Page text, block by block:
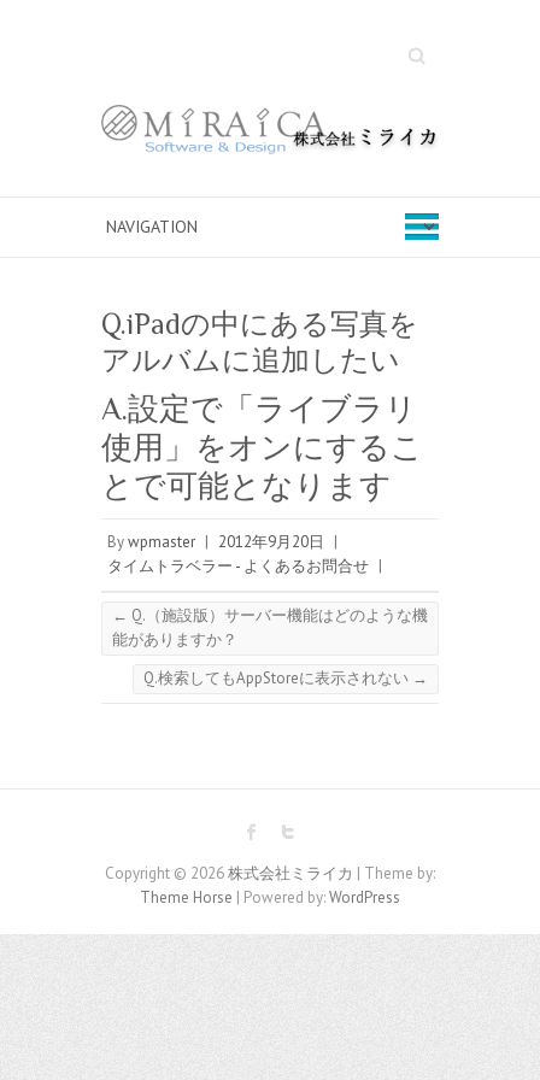
Search
Q.iPadの中にある写真を
アルバムに追加したい
A.設定で「ライブラリ
使用」をオンにするこ
とで可能となります
Bywpmaster | 2012年9月20日
|
タイムトラベラー - よくあるお問合せ |
← Q.（施設版）サーバー機能はどのような機
能がありますか？
Q.検索してもAppStoreに表示されない →
Copyright © 2026株式会社ミライカ | Theme by:
Theme Horse | Powered by:WordPress